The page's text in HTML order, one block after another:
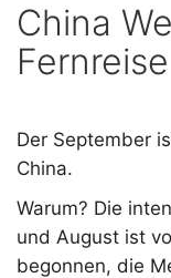
China
Der September
China.
Warum? Die
und August ist
begonnen, die